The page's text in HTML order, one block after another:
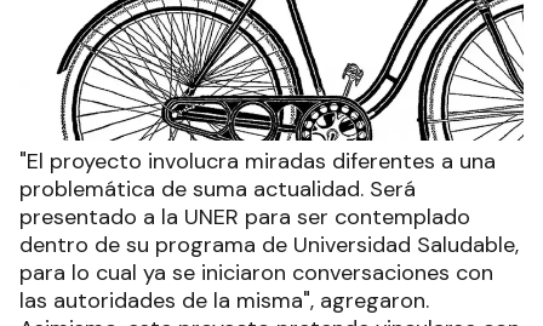
"El proyecto involucra miradas diferentes a una
problemática de suma actualidad. Será
presentado a la UNER para ser contemplado
dentro de su programa de Universidad Saludable,
para lo cual ya se iniciaron conversaciones con
las autoridades de la misma", agregaron.